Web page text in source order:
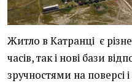
Житло в Катранці є
часів, так і нові бази
зручностями на поверсі